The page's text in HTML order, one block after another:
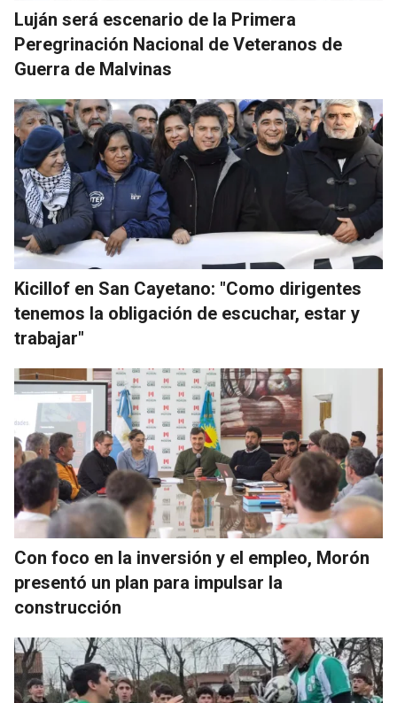
Luján será escenario de la Primera
Peregrinación Nacional de Veteranos de
Guerra de Malvinas
Kicillof en San Cayetano: "Como dirigentes
tenemos la obligación de escuchar, estar y
trabajar"
Con foco en la inversión y el empleo, Morón
presentó un plan para impulsar la
construcción